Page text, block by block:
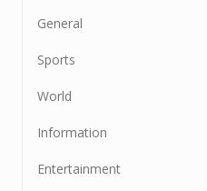
General
Sports
World
Information
Entertainment